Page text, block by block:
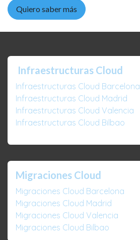
Quiero saber más
Infraestructuras Cloud
Infraestructuras Cloud Barcelona
Infraestructuras Cloud Madrid
Infraestructuras Cloud Valencia
Infraestructuras Cloud Bilbao
Migraciones Cloud
Migraciones Cloud Barcelona
Migraciones Cloud Madrid
Migraciones Cloud Valencia
Migraciones Cloud Bilbao